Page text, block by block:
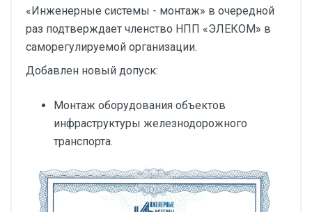
«Инженерные системы - монтаж» в очередной
раз подтверждает членство НПП «ЭЛЕКОМ» в
саморегулируемой организации.
Добавлен новый допуск:
Монтаж оборудования объектов
инфраструктуры железнодорожного
транспорта.